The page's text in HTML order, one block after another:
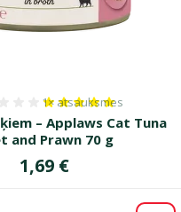
– Applaws Cat Tuna
and Prawn 70 g
Atsauksmes 100%,
1× atsauksmes
Cena
1,69 €